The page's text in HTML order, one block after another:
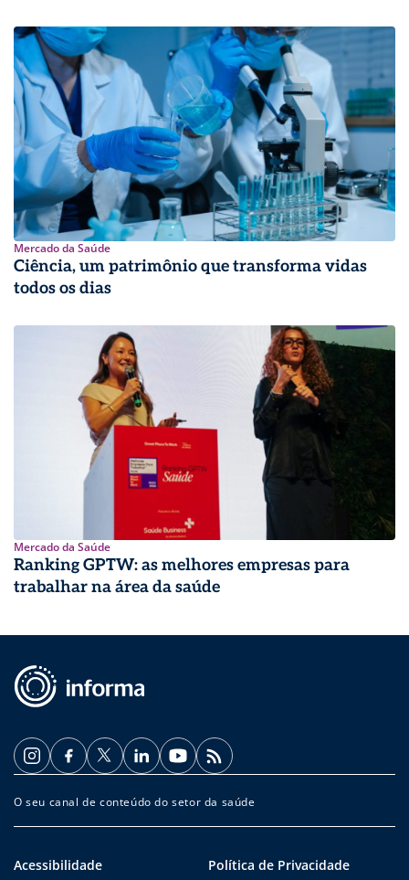
Mercado da Saúde
Ciência, um patrimônio que transforma vidas
todos os dias
Mercado da Saúde
Ranking GPTW: as melhores empresas para
trabalhar na área da saúde
O seu canal de conteúdo do setor da saúde
Acessibilidade Política de Privacidade